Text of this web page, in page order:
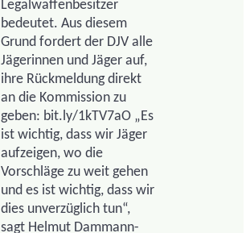
Legalwaffenbesitzer
bedeutet. Aus diesem
Grund fordert der DJV alle
Jägerinnen und Jäger auf,
ihre Rückmeldung direkt
an die Kommission zu
geben: bit.ly/1kTV7aO „Es
ist wichtig, dass wir Jäger
aufzeigen, wo die
Vorschläge zu weit gehen
und es ist wichtig, dass wir
dies unverzüglich tun“,
sagt Helmut Dammann-